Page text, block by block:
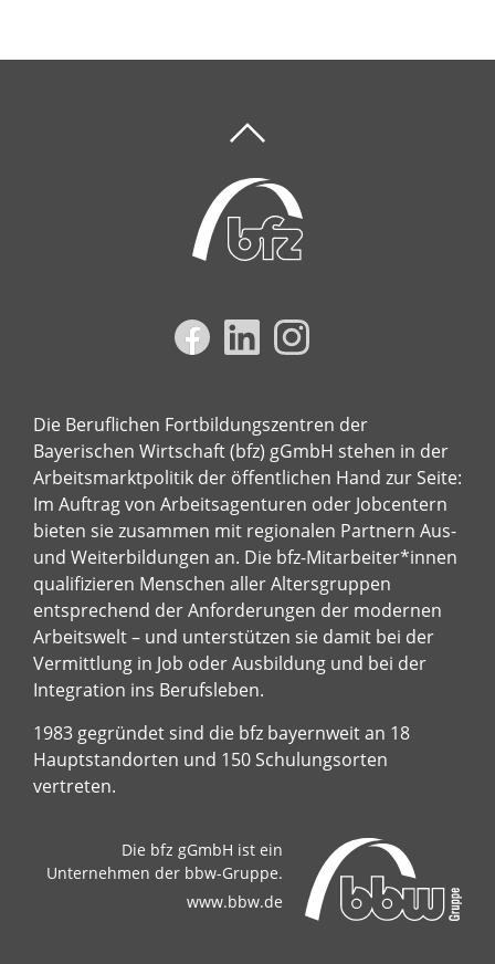
Die Beruflichen Fortbildungszentren der
Bayerischen Wirtschaft (bfz) gGmbH stehen in der
Arbeitsmarktpolitik der öffentlichen Hand zur Seite:
Im Auftrag von Arbeitsagenturen oder Jobcentern
bieten sie zusammen mit regionalen Partnern Aus-
und Weiterbildungen an. Die bfz-Mitarbeiter*innen
qualifizieren Menschen aller Altersgruppen
entsprechend der Anforderungen der modernen
Arbeitswelt – und unterstützen sie damit bei der
Vermittlung in Job oder Ausbildung und bei der
Integration ins Berufsleben.
1983 gegründet sind die bfz bayernweit an 18
Hauptstandorten und 150 Schulungsorten
vertreten.
Die bfz gGmbH ist ein
Unternehmen der bbw-Gruppe.
www.bbw.de